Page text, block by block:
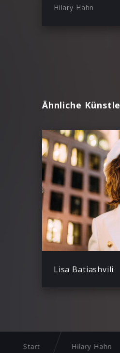
Hilary Hahn
Ähnliche
Lisa Batiashvili
Start Hilary Hahn